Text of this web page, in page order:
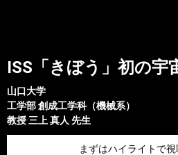
ISS「きぼう」初の宇
山口大学
工学部創成工学科（機械系）
教授 三上 真人 先生
まずはハイライトで視